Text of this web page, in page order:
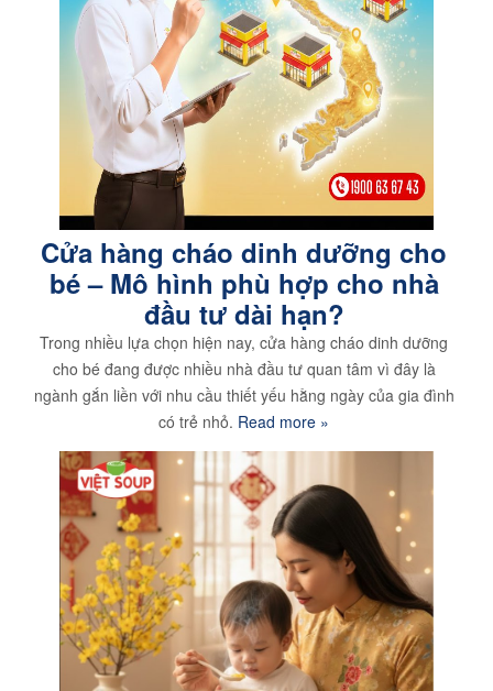
Cửa hàng cháo dinh dưỡng cho
bé – Mô hình phù hợp cho nhà
đầu tư dài hạn?
Trong nhiều lựa chọn hiện nay, cửa hàng cháo dinh dưỡng
cho bé đang được nhiều nhà đầu tư quan tâm vì đây là
ngành gắn liền với nhu cầu thiết yếu hằng ngày của gia đình
có trẻ nhỏ. Read more »